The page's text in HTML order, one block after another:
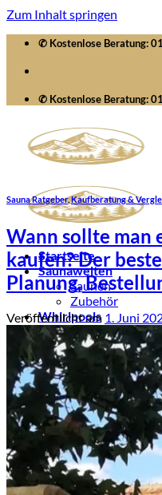
Zum Inhalt springen
✆ Kostenlose Beratung:
✆ Kostenlose Beratung:
Startseite
Saunawelten
Saunen
Zubehör
Whirlpools
Signature
Serenity
Swim Spas
Beauty & Spa
Living Accessoires
Kontakt
Über uns
Suchen nach:
Sauna Ratgeber,Kaufberatung &
Wann sollte man
kaufen? Der
Planung,
Veröffentlicht am 1. Juni